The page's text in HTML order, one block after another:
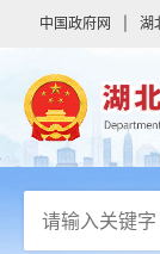
中国政府网 湖